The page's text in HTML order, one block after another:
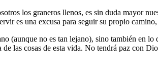
los graneros llenos, es sin duda mayor
es una excusa para seguir su propio
(aunque no es tan lejano), sino también en
las cosas de esta vida. No tendrá paz con